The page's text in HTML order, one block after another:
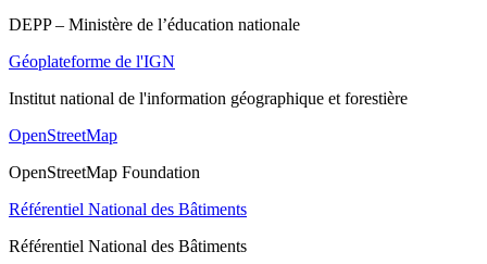
DEPP – Ministère de l’éducation nationale
Géoplateforme de l'IGN
Institut national de l'information géographique et forestière
OpenStreetMap
OpenStreetMap Foundation
Référentiel National des Bâtiments
Référentiel National des Bâtiments